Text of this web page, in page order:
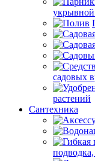
укрывной
садовых
растений
Сантехника